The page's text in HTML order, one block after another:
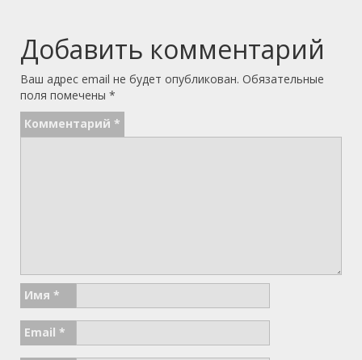
Добавить комментарий
Ваш адрес email не будет опубликован. Обязательные
поля помечены *
Комментарий *
Имя *
Email *